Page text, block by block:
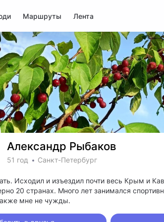
Маршруты Лента
Александр Рыбаков
51 год Санкт-Петербург
Исходил и изъездил почти весь Крым и
20 странах. Много лет занимался
мне не чужды.